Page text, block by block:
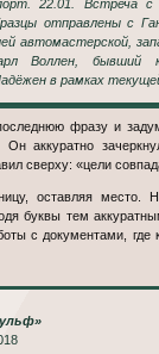
отправлены с
автомастерской,
Воллен, бывший
в рамках
аккуратно
сверху: «цели
буквы тем
с документами, где